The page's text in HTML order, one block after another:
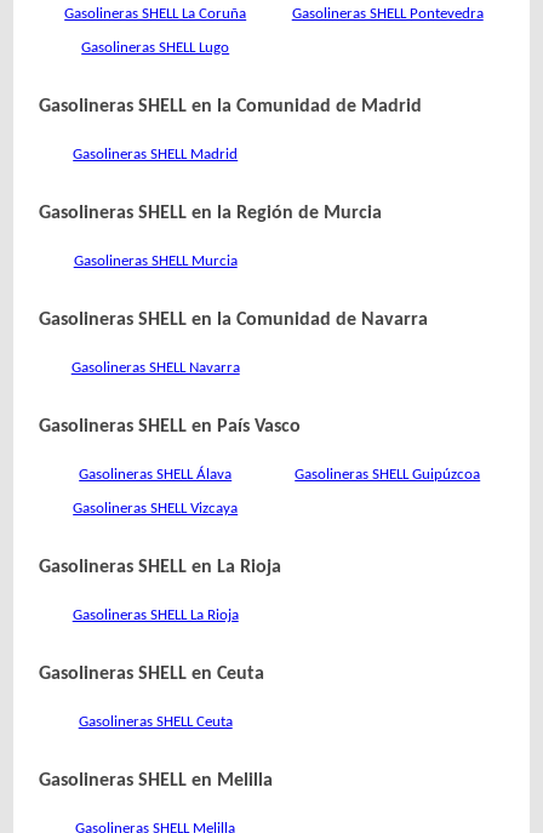
Gasolineras SHELL La Coruña Gasolineras SHELL Pontevedra
Gasolineras SHELL Lugo
Gasolineras SHELL en la Comunidad de Madrid
Gasolineras SHELL Madrid
Gasolineras SHELL en la Región de Murcia
Gasolineras SHELL Murcia
Gasolineras SHELL en la Comunidad de Navarra
Gasolineras SHELL Navarra
Gasolineras SHELL en País Vasco
Gasolineras SHELL Álava Gasolineras SHELL Guipúzcoa
Gasolineras SHELL Vizcaya
Gasolineras SHELL en La Rioja
Gasolineras SHELL La Rioja
Gasolineras SHELL en Ceuta
Gasolineras SHELL Ceuta
Gasolineras SHELL en Melilla
Gasolineras SHELL Melilla